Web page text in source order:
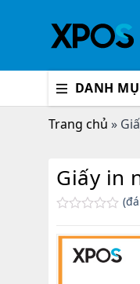
DANH
Trang chủ »
Giấy in
xếp
hạng
0.0